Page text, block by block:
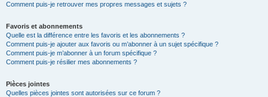
Comment puis-je retrouver mes propres messages et sujets ?
Favoris et abonnements
Quelle est la différence entre les favoris et les abonnements ?
Comment puis-je ajouter aux favoris ou m’abonner à un sujet spécifique ?
Comment puis-je m’abonner à un forum spécifique ?
Comment puis-je résilier mes abonnements ?
Pièces jointes
Quelles pièces jointes sont autorisées sur ce forum ?